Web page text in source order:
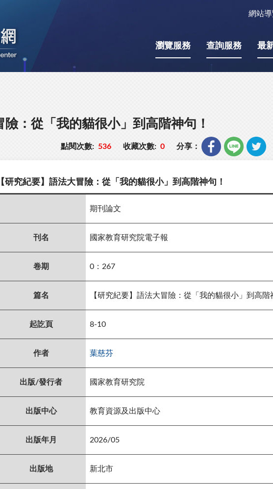
網站
瀏覽服務 查詢服務 最
險：從「我的貓很小」到高階神句！
點閱次數: 536 收藏次數: 0 分享：
【研究紀要】語法大冒險：從「我的貓很小」到高階神句！
期刊論文
刊名 國家教育研究院電子報
卷期 0：267
篇名 【研究紀要】語法大冒險：從「我的貓很小」到高階
起訖頁 8-10
作者 葉慈芬
出版/發行者 國家教育研究院
出版中心 教育資源及出版中心
出版年月 2026/05
出版地 新北市